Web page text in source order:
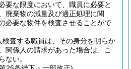
要な限度において、職員に必要と
廃棄物の減量及び適正処理に関
必要な物件を検査させることがで
検査する職員は、その身分を明らか
関係人の請求があった場合は、こ
ない。